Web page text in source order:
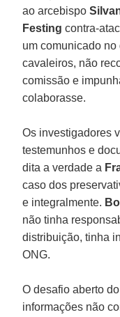
ao arcebispo
Festing contra-
um comunicado
cavaleiros, não
comissão e
colaborasse.
Os investigadores
testemunhos e
dita a verdade a
caso dos
e integralmente.
não tinha
distribuição, tinha
ONG.
O desafio aberto
informações não